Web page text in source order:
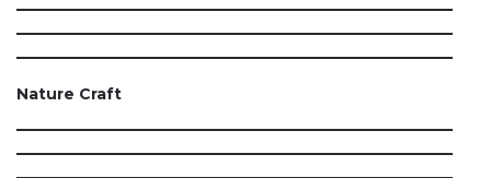
Nature Craft